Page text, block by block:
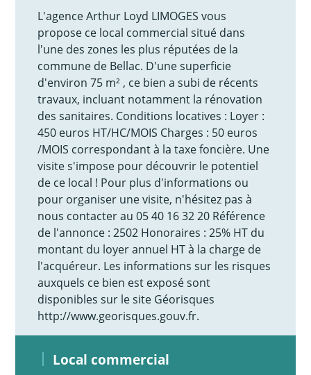
L'agence Arthur Loyd LIMOGES vous
propose ce local commercial situé dans
l'une des zones les plus réputées de la
commune de Bellac. D'une superficie
d'environ 75 m² , ce bien a subi de récents
travaux, incluant notamment la rénovation
des sanitaires. Conditions locatives : Loyer :
450 euros HT/HC/MOIS Charges : 50 euros
/MOIS correspondant à la taxe foncière. Une
visite s'impose pour découvrir le potentiel
de ce local ! Pour plus d'informations ou
pour organiser une visite, n'hésitez pas à
nous contacter au 05 40 16 32 20 Référence
de l'annonce : 2502 Honoraires : 25% HT du
montant du loyer annuel HT à la charge de
l'acquéreur. Les informations sur les risques
auxquels ce bien est exposé sont
disponibles sur le site Géorisques
http://www.georisques.gouv.fr.
Local commercial